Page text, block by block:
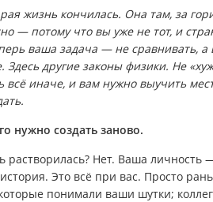
жизнь кончилась. Она там, за
— потому что вы уже не тот, и
ваша задача — не сравнивать, а
Здесь другие законы физики. Не
всё иначе, и вам нужно выучить
нужно создать заново.
растворилась? Нет. Ваша
Это всё при вас. Просто
понимали ваши шутки;